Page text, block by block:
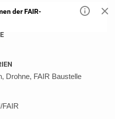
der FAIR-
Drohne, FAIR Baustelle
FAIR